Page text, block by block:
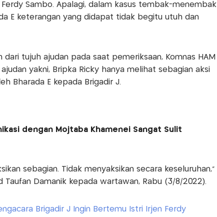
Sambo. Apalagi, dalam kasus tembak-menembak
E keterangan yang didapat tidak begitu utuh dan
tujuh ajudan pada saat pemeriksaan, Komnas HAM
yakni, Bripka Ricky hanya melihat sebagian aksi
Bharada E kepada Brigadir J.
dengan Mojtaba Khamenei Sangat Sulit
sebagian. Tidak menyaksikan secara keseluruhan,"
Taufan Damanik kepada wartawan, Rabu (3/8/2022).
Brigadir J Ingin Bertemu Istri Irjen Ferdy